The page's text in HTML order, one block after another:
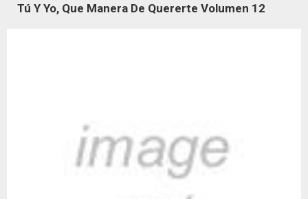
Tú Y Yo, Que Manera De Quererte Volumen 12